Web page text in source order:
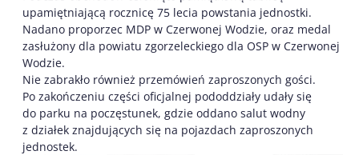
upamiętniającą rocznicę 75 lecia powstania jednostki.
Nadano proporzec MDP w Czerwonej Wodzie, oraz medal
zasłużony dla powiatu zgorzeleckiego dla OSP w Czerwonej
Wodzie.
Nie zabrakło również przemówień zaproszonych gości.
Po zakończeniu części oficjalnej pododdziały udały się
do parku na poczęstunek, gdzie oddano salut wodny
z działek znajdujących się na pojazdach zaproszonych
jednostek.